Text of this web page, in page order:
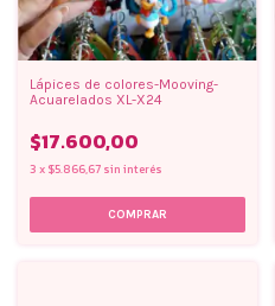
Lápices de colores-Mooving-
Acuarelados XL-X24
$17.600,00
3 x $5.866,67 sin interés